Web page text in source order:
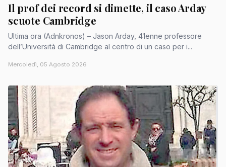
Il prof dei record si dimette, il caso Arday
scuote Cambridge
Ultima ora (Adnkronos) – Jason Arday, 41enne professore
dell’Università di Cambridge al centro di un caso per i...
Mercoledì, 05 Agosto 2026